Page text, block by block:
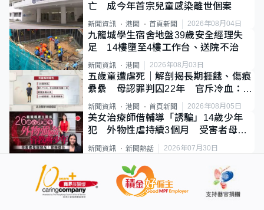
亡 成今年首宗兒童感染離世個案
新聞資訊 港聞 首頁新聞 2026年08月04日
九龍城學生宿舍地盤39歲安全經理失
足 14樓墮至4樓工作台、送院不治
新聞資訊 港聞 2026年08月03日
五歲童遭虐死｜解剖揭長期捱餓、傷痕
纍纍 母認罪判囚22年 官斥冷血：同
類案最惡劣
新聞資訊 港聞 首頁新聞 2026年08月05日
美女治療師借輔導「誘騙」14歲少年
犯 外物性虐持續3個月 受害者母：
要保護其他人
新聞資訊 新聞熱話 2026年07月30日